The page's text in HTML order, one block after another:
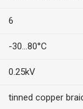
6
-30...80°C
0.25kV
tinned copper